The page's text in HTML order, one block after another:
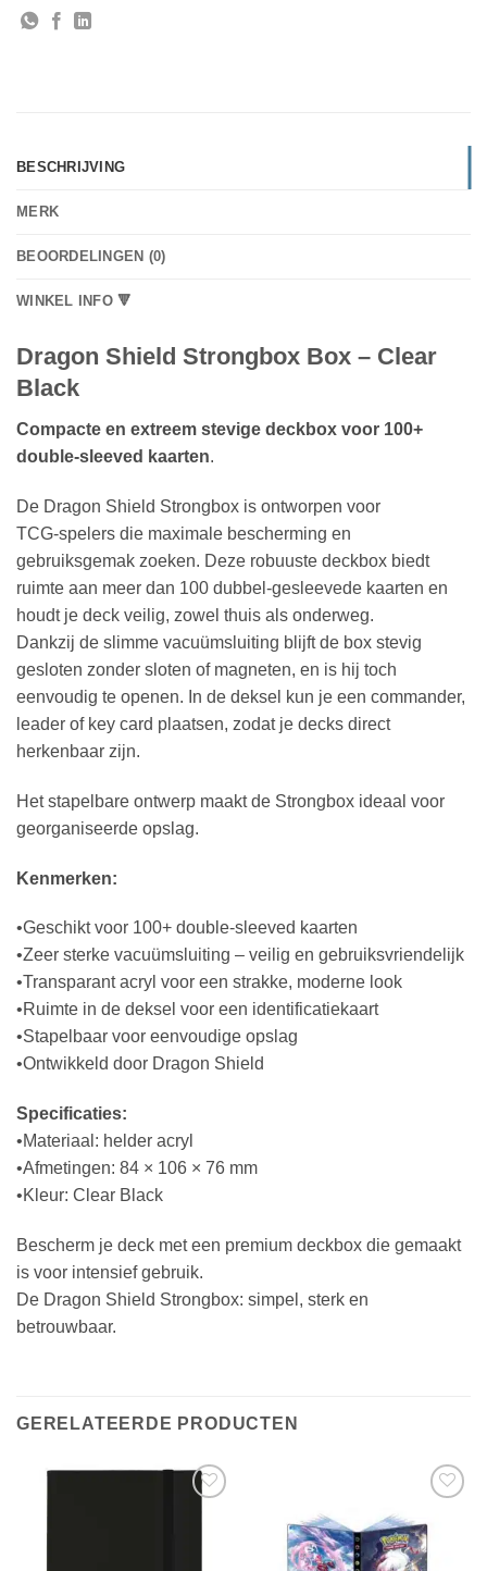
BESCHRIJVING
MERK
BEOORDELINGEN (0)
WINKEL INFO 🔻
Dragon Shield Strongbox Box – Clear
Black
Compacte en extreem stevige deckbox voor 100+
double‑sleeved kaarten.
De Dragon Shield Strongbox is ontworpen voor
TCG‑spelers die maximale bescherming en
gebruiksgemak zoeken. Deze robuuste deckbox biedt
ruimte aan meer dan 100 dubbel-gesleevede kaarten en
houdt je deck veilig, zowel thuis als onderweg.
Dankzij de slimme vacuümsluiting blijft de box stevig
gesloten zonder sloten of magneten, en is hij toch
eenvoudig te openen. In de deksel kun je een commander,
leader of key card plaatsen, zodat je decks direct
herkenbaar zijn.
Het stapelbare ontwerp maakt de Strongbox ideaal voor
georganiseerde opslag.
Kenmerken:
•Geschikt voor 100+ double‑sleeved kaarten
•Zeer sterke vacuümsluiting – veilig en gebruiksvriendelijk
•Transparant acryl voor een strakke, moderne look
•Ruimte in de deksel voor een identificatiekaart
•Stapelbaar voor eenvoudige opslag
•Ontwikkeld door Dragon Shield
Specificaties:
•Materiaal: helder acryl
•Afmetingen: 84 × 106 × 76 mm
•Kleur: Clear Black
Bescherm je deck met een premium deckbox die gemaakt
is voor intensief gebruik.
De Dragon Shield Strongbox: simpel, sterk en
betrouwbaar.
GERELATEERDE PRODUCTEN